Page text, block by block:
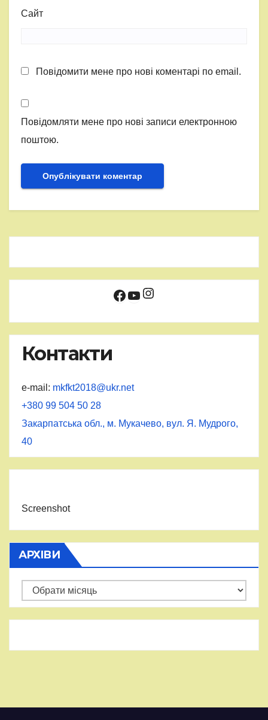
Сайт
Повідомити мене про нові коментарі по email.
Повідомляти мене про нові записи електронною
поштою.
Facebook
YouTube
Instagram
Контакти
e-mail: mkfkt2018@ukr.net
+380 99 504 50 28
Закарпатська обл., м. Мукачево, вул. Я. Мудрого,
40
Screenshot
АРХІВИ
Архіви